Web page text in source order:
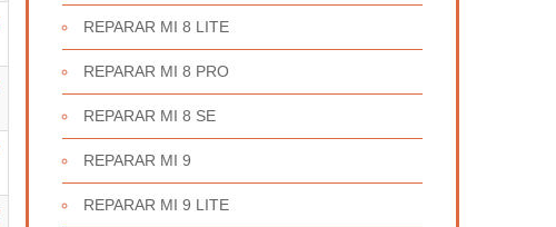
REPARAR MI 8 LITE
REPARAR MI 8 PRO
REPARAR MI 8 SE
REPARAR MI 9
REPARAR MI 9 LITE